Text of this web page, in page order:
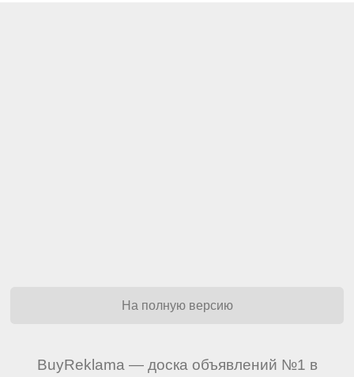
На полную версию
BuyReklama — доска объявлений №1 в